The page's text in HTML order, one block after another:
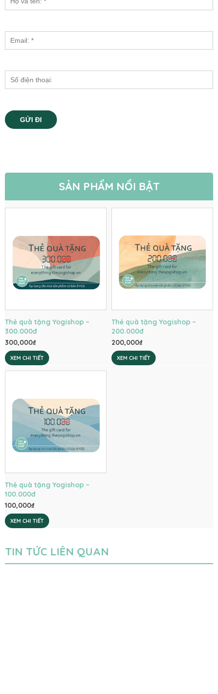
SẢN PHẨM NỔI BẬT
Thẻ quà tặng Yogishop –
300.000đ
300,000₫
XEM CHI TIẾT
Thẻ quà tặng Yogishop –
200.000đ
200,000₫
XEM CHI TIẾT
Thẻ quà tặng Yogishop –
100.000đ
100,000₫
XEM CHI TIẾT
TIN TỨC LIÊN QUAN